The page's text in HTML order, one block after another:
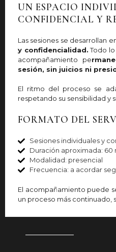
UN ESPACIO
CONFIDENCIAL Y
Las sesiones se desarrollan
y confidencialidad.Todo
acompañamiento pe
sesión, sin juicios ni
El ritmo del proceso se
respetando su sensibilidad y
FORMATO DEL
Sesiones individuales y
Duración aproximada: 60
Modalidad: presencial
Frecuencia: a acordar
El acompañamiento puede
un proceso más continuado,